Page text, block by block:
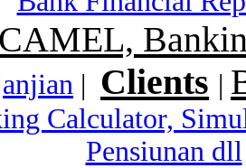
| Clients |
Calculator,
Pensiunan dll